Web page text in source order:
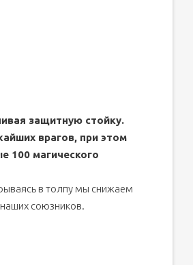
защитную стойку.
врагов, при этом
100 магического
в толпу мы снижаем
союзников.